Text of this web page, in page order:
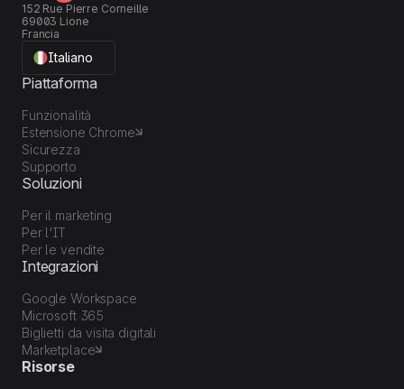
152 Rue Pierre Corneille
69003 Lione
Francia
Italiano
Piattaforma
Funzionalità
Estensione Chrome
Sicurezza
Supporto
Soluzioni
Per il marketing
Per l'IT
Per le vendite
Integrazioni
Google Workspace
Microsoft 365
Biglietti da visita digitali
Marketplace
Risorse